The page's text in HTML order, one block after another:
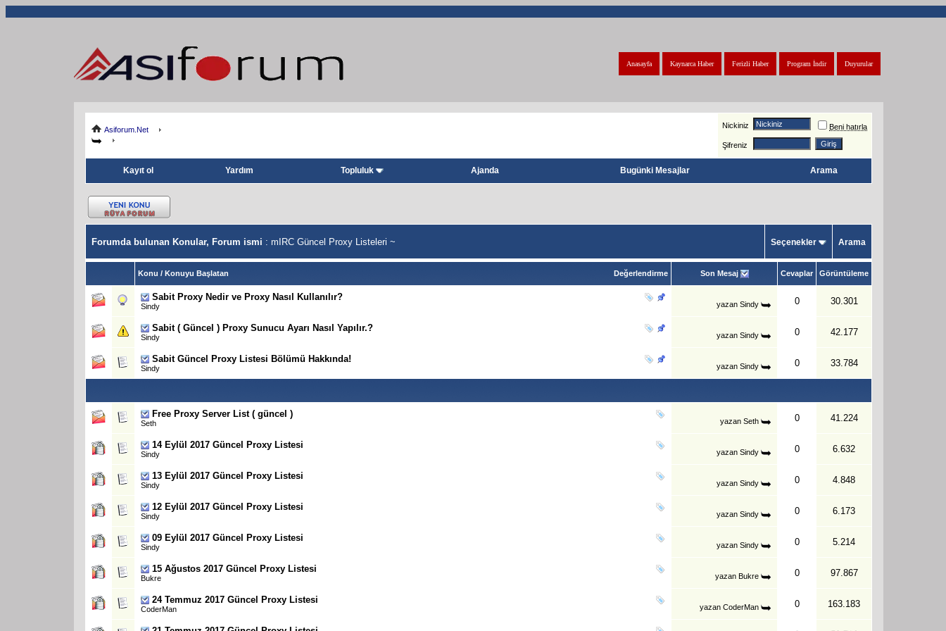
Duyurular
Program İndir
Ferizli Haber
Kaynarca Haber
Anasayfa
Asiforum.Net Nickiniz Beni hatırla
Şifreniz
Kayıt ol Yardım Topluluk Ajanda Bugünki Mesajlar Arama
Forumda bulunan Konular, Forum ismi : mIRC Güncel Proxy Listeleri ~ Seçenekler Arama
Değerlendirme
Konu / Konuyu Başlatan Son Mesaj Cevaplar Görüntüleme
Sabit Proxy Nedir ve Proxy Nasıl Kullanılır?
Sindy yazan Sindy 0 30.301
Sabit ( Güncel ) Proxy Sunucu Ayarı Nasıl Yapılır.?
Sindy yazan Sindy 0 42.177
Sabit Güncel Proxy Listesi Bölümü Hakkında!
Sindy yazan Sindy 0 33.784
Free Proxy Server List ( güncel )
Seth yazan Seth 0 41.224
14 Eylül 2017 Güncel Proxy Listesi
Sindy yazan Sindy 0 6.632
13 Eylül 2017 Güncel Proxy Listesi
Sindy yazan Sindy 0 4.848
12 Eylül 2017 Güncel Proxy Listesi
Sindy yazan Sindy 0 6.173
09 Eylül 2017 Güncel Proxy Listesi
Sindy yazan Sindy 0 5.214
15 Ağustos 2017 Güncel Proxy Listesi
Bukre yazan Bukre 0 97.867
24 Temmuz 2017 Güncel Proxy Listesi
CoderMan yazan CoderMan 0 163.183